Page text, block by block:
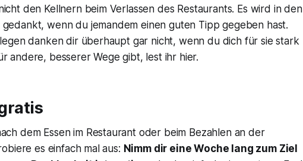
den Kellnern beim Verlassen des Restaurants. Es wird in den
wenn du jemandem einen guten Tipp gegeben hast.
danken dir überhaupt gar nicht, wenn du dich für sie stark
andere, besserer Wege gibt, lest ihr hier.
dem Essen im Restaurant oder beim Bezahlen an der
es einfach mal aus: Nimm dir eine Woche lang zum Ziel